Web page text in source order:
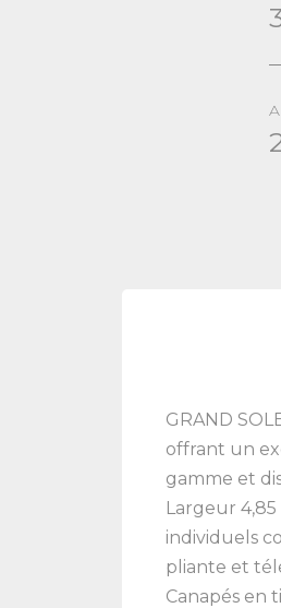
GRAND
offrant un
gamme et
Largeur
individuels
pliante et
Canapés en